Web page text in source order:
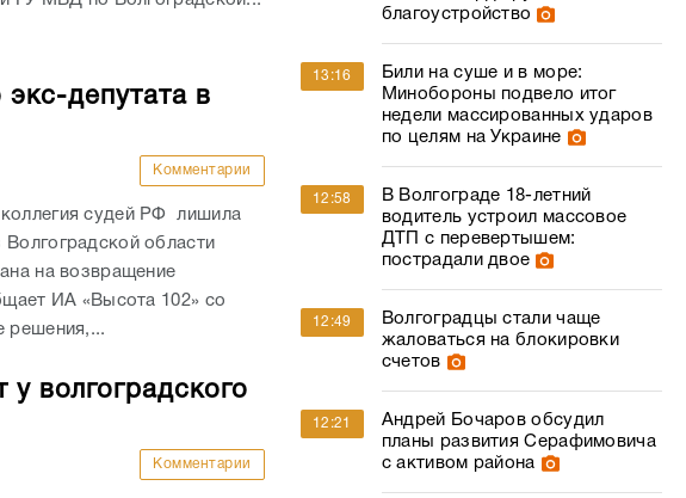
депутата в
Комментарии
судей РФ лишила
области
на возвращение
ИА «Высота 102» со
решения,...
волгоградского
Комментарии
благоустройство
13:16
Били на суше и в море:
Минобороны подвело итог
недели массированных ударов
по целям на Украине
12:58
В Волгограде 18-летний
водитель устроил массовое
ДТП с перевертышем:
пострадали двое
12:49
Волгоградцы стали чаще
жаловаться на блокировки
счетов
12:21
Андрей Бочаров обсудил
планы развития Серафимовича
с активом района